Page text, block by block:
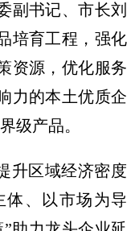
副书记、市长刘
培育工程，强化
资源，优化服务
力的本土优质企
级产品。
升区域经济密度
体、以市场为导